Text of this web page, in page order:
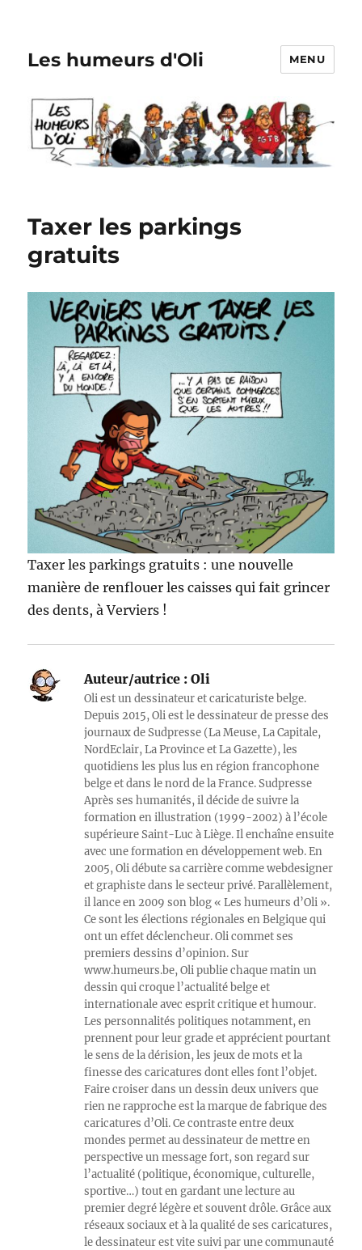
Les humeurs d'Oli MENU
Taxer les parkings
gratuits
Taxer les parkings gratuits : une nouvelle
manière de renflouer les caisses qui fait grincer
des dents, à Verviers !
Auteur/autrice : Oli
Oli est un dessinateur et caricaturiste belge.
Depuis 2015, Oli est le dessinateur de presse des
journaux de Sudpresse (La Meuse, La Capitale,
NordEclair, La Province et La Gazette), les
quotidiens les plus lus en région francophone
belge et dans le nord de la France. Sudpresse
Après ses humanités, il décide de suivre la
formation en illustration (1999-2002) à l’école
supérieure Saint-Luc à Liège. Il enchaîne ensuite
avec une formation en développement web. En
2005, Oli débute sa carrière comme webdesigner
et graphiste dans le secteur privé. Parallèlement,
il lance en 2009 son blog « Les humeurs d’Oli ».
Ce sont les élections régionales en Belgique qui
ont un effet déclencheur. Oli commet ses
premiers dessins d’opinion. Sur
www.humeurs.be, Oli publie chaque matin un
dessin qui croque l’actualité belge et
internationale avec esprit critique et humour.
Les personnalités politiques notamment, en
prennent pour leur grade et apprécient pourtant
le sens de la dérision, les jeux de mots et la
finesse des caricatures dont elles font l’objet.
Faire croiser dans un dessin deux univers que
rien ne rapproche est la marque de fabrique des
caricatures d’Oli. Ce contraste entre deux
mondes permet au dessinateur de mettre en
perspective un message fort, son regard sur
l’actualité (politique, économique, culturelle,
sportive…) tout en gardant une lecture au
premier degré légère et souvent drôle. Grâce aux
réseaux sociaux et à la qualité de ses caricatures,
le dessinateur est vite suivi par une communauté